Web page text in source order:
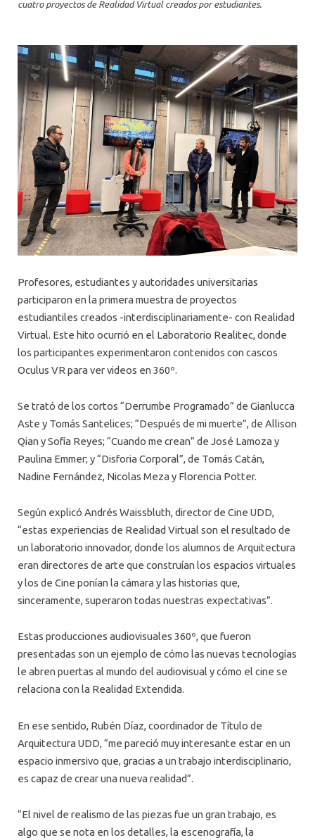
cuatro proyectos de Realidad Virtual creados por estudiantes.
Profesores, estudiantes y autoridades universitarias
participaron en la primera muestra de proyectos
estudiantiles creados -interdisciplinariamente- con Realidad
Virtual. Este hito ocurrió en el Laboratorio Realitec, donde
los participantes experimentaron contenidos con cascos
Oculus VR para ver videos en 360º.
Se trató de los cortos “Derrumbe Programado” de Gianlucca
Aste y Tomás Santelices; “Después de mi muerte”, de Allison
Qian y Sofía Reyes; “Cuando me crean” de José Lamoza y
Paulina Emmer; y “Disforia Corporal”, de Tomás Catán,
Nadine Fernández, Nicolas Meza y Florencia Potter.
Según explicó Andrés Waissbluth, director de Cine UDD,
“estas experiencias de Realidad Virtual son el resultado de
un laboratorio innovador, donde los alumnos de Arquitectura
eran directores de arte que construían los espacios virtuales
y los de Cine ponían la cámara y las historias que,
sinceramente, superaron todas nuestras expectativas”.
Estas producciones audiovisuales 360º, que fueron
presentadas son un ejemplo de cómo las nuevas tecnologías
le abren puertas al mundo del audiovisual y cómo el cine se
relaciona con la Realidad Extendida.
En ese sentido, Rubén Díaz, coordinador de Título de
Arquitectura UDD, “me pareció muy interesante estar en un
espacio inmersivo que, gracias a un trabajo interdisciplinario,
es capaz de crear una nueva realidad”.
“El nivel de realismo de las piezas fue un gran trabajo, es
algo que se nota en los detalles, la escenografía, la